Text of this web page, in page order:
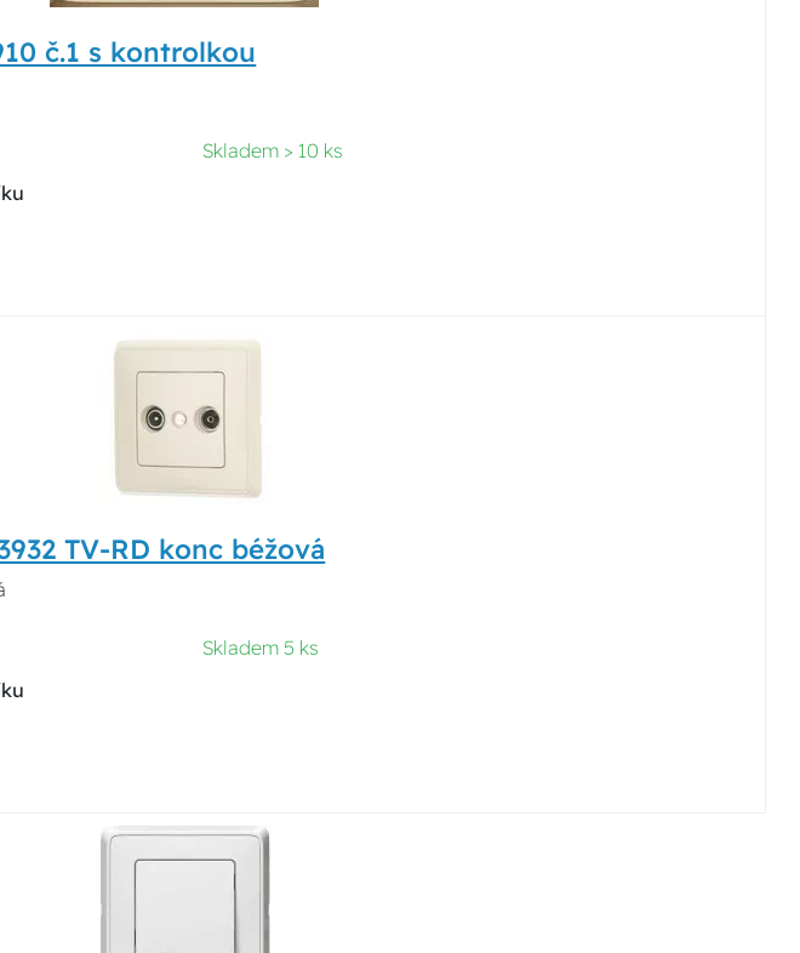
č.1 s kontrolkou
Skladem > 10 ks
TV-RD konc béžová
Skladem 5 ks